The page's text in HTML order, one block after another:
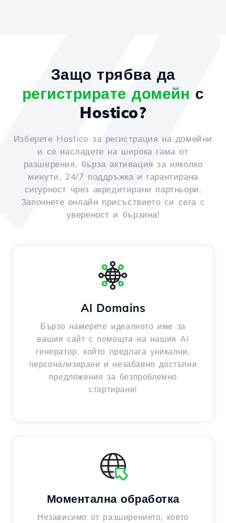
Защо трябва да
регистрирате домейн с
Hostico?
Изберете Hostico за регистрация на домейни
и се насладете на широка гама от
разширения, бърза активация за няколко
минути, 24/7 поддръжка и гарантирана
сигурност чрез акредитирани партньори.
Започнете онлайн присъствието си сега с
увереност и бързина!
AI Domains
Бързо намерете идеалното име за
вашия сайт с помощта на нашия AI
генератор, който предлага уникални,
персонализирани и незабавно достъпни
предложения за безпроблемно
стартиране!
Моментална обработка
Независимо от разширението, което